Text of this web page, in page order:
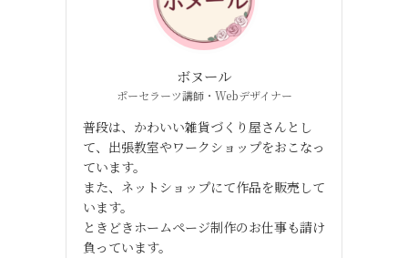
ボヌール
ポーセラーツ講師・Webデザイナー
普段は、かわいい雑貨づくり屋さんとし
て、出張教室やワークショップをおこなっ
ています。
また、ネットショップにて作品を販売して
います。
ときどきホームページ制作のお仕事も請け
負っています。